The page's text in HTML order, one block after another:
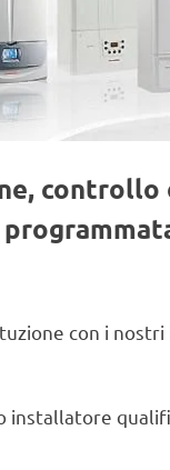
con i
installatore